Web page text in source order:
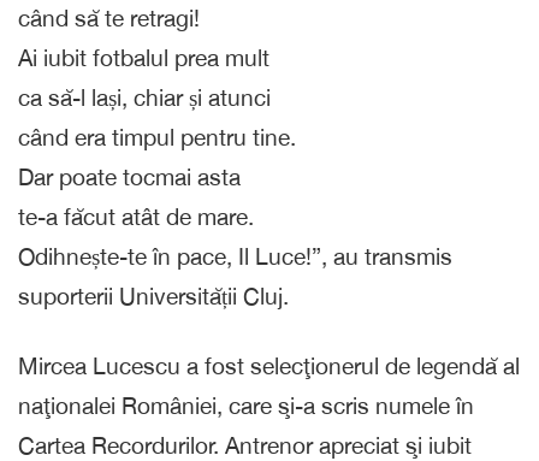
când să te retragi!
Ai iubit fotbalul prea mult
ca să-l lași, chiar și atunci
când era timpul pentru tine.
Dar poate tocmai asta
te-a făcut atât de mare.
Odihnește-te în pace, Il Luce!”, au transmis
suporterii Universității Cluj.
Mircea Lucescu a fost selecţionerul de legendă al
naţionalei României, care şi-a scris numele în
Cartea Recordurilor. Antrenor apreciat şi iubit